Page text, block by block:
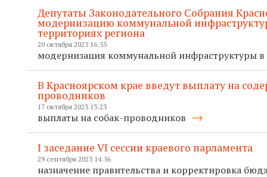
Депутаты Законодательного Собрания
модернизацию коммунальной
территориях региона
20 октября 2023 16:55
модернизация коммунальной инфраструктуры в
В Красноярском крае введут выплату на
проводников
17 октября 2023 13:23
выплаты на собак-проводников
I заседание VI сессии краевого парламента
29 сентября 2023 14:56
назначение правительства и корректировка